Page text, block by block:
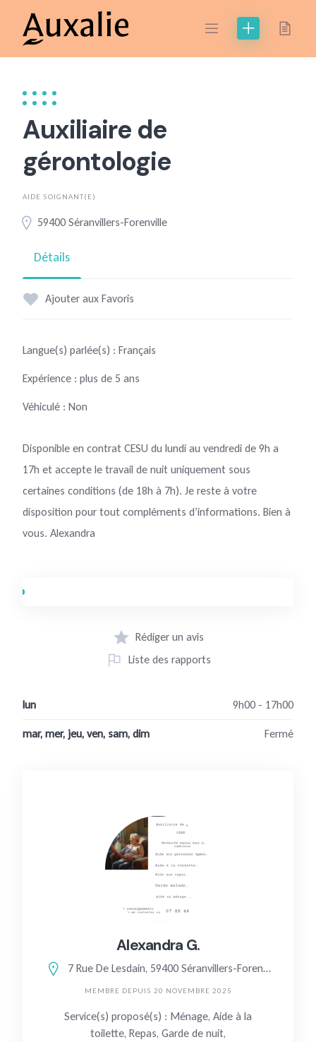
content
Auxiliaire de
gérontologie
AIDE SOIGNANT(E)
59400 Séranvillers-Forenville
Détails
Ajouter aux Favoris
Langue(s) parlée(s) : Français
Expérience : plus de 5 ans
Véhiculé : Non
Disponible en contrat CESU du lundi au vendredi de 9h a
17h et accepte le travail de nuit uniquement sous
certaines conditions (de 18h à 7h). Je reste à votre
disposition pour tout compléments d’informations. Bien à
vous. Alexandra
Rédiger un avis
Liste des rapports
lun 9h00 - 17h00
mar, mer, jeu, ven, sam, dim Fermé
Alexandra G.
7 Rue De Lesdain, 59400 Séranvillers-Forenville, France
MEMBRE DEPUIS 20 NOVEMBRE 2025
Service(s) proposé(s) : Ménage, Aide à la
toilette, Repas, Garde de nuit,